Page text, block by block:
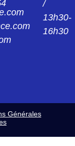
/
13h30-
16h30
Générales